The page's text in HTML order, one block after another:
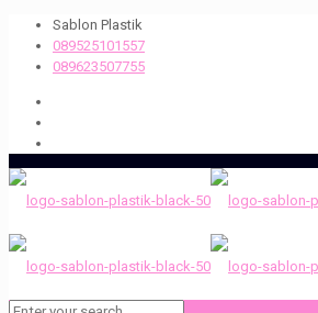
Sablon Plastik
089525101557
089623507755